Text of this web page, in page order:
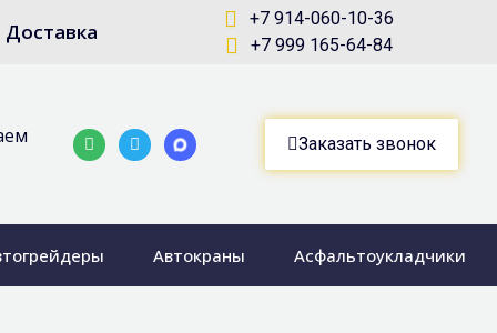
Доставка
+7 914-060-10-36
+7 999 165-64-84
WhatsappTelegram-
plane Заказать звонок
Автокраны Асфальтоукладчики